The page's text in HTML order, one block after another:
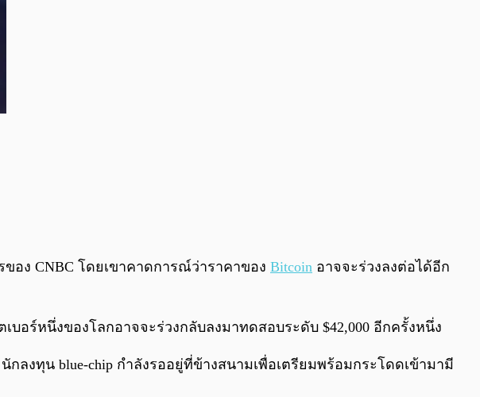
0:00
อง CNBC โดยเขาคาดการณ์ว่าราคาของ Bitcoin อาจจะร่วงลงต่อได้อีก
อร์หนึ่งของโลกอาจจะร่วงกลับลงมาทดสอบระดับ $42,000 อีกครั้งหนึ่ง
ลงทุน blue-chip กำลังรออยู่ที่ข้างสนามเพื่อเตรียมพร้อมกระโดดเข้ามามี